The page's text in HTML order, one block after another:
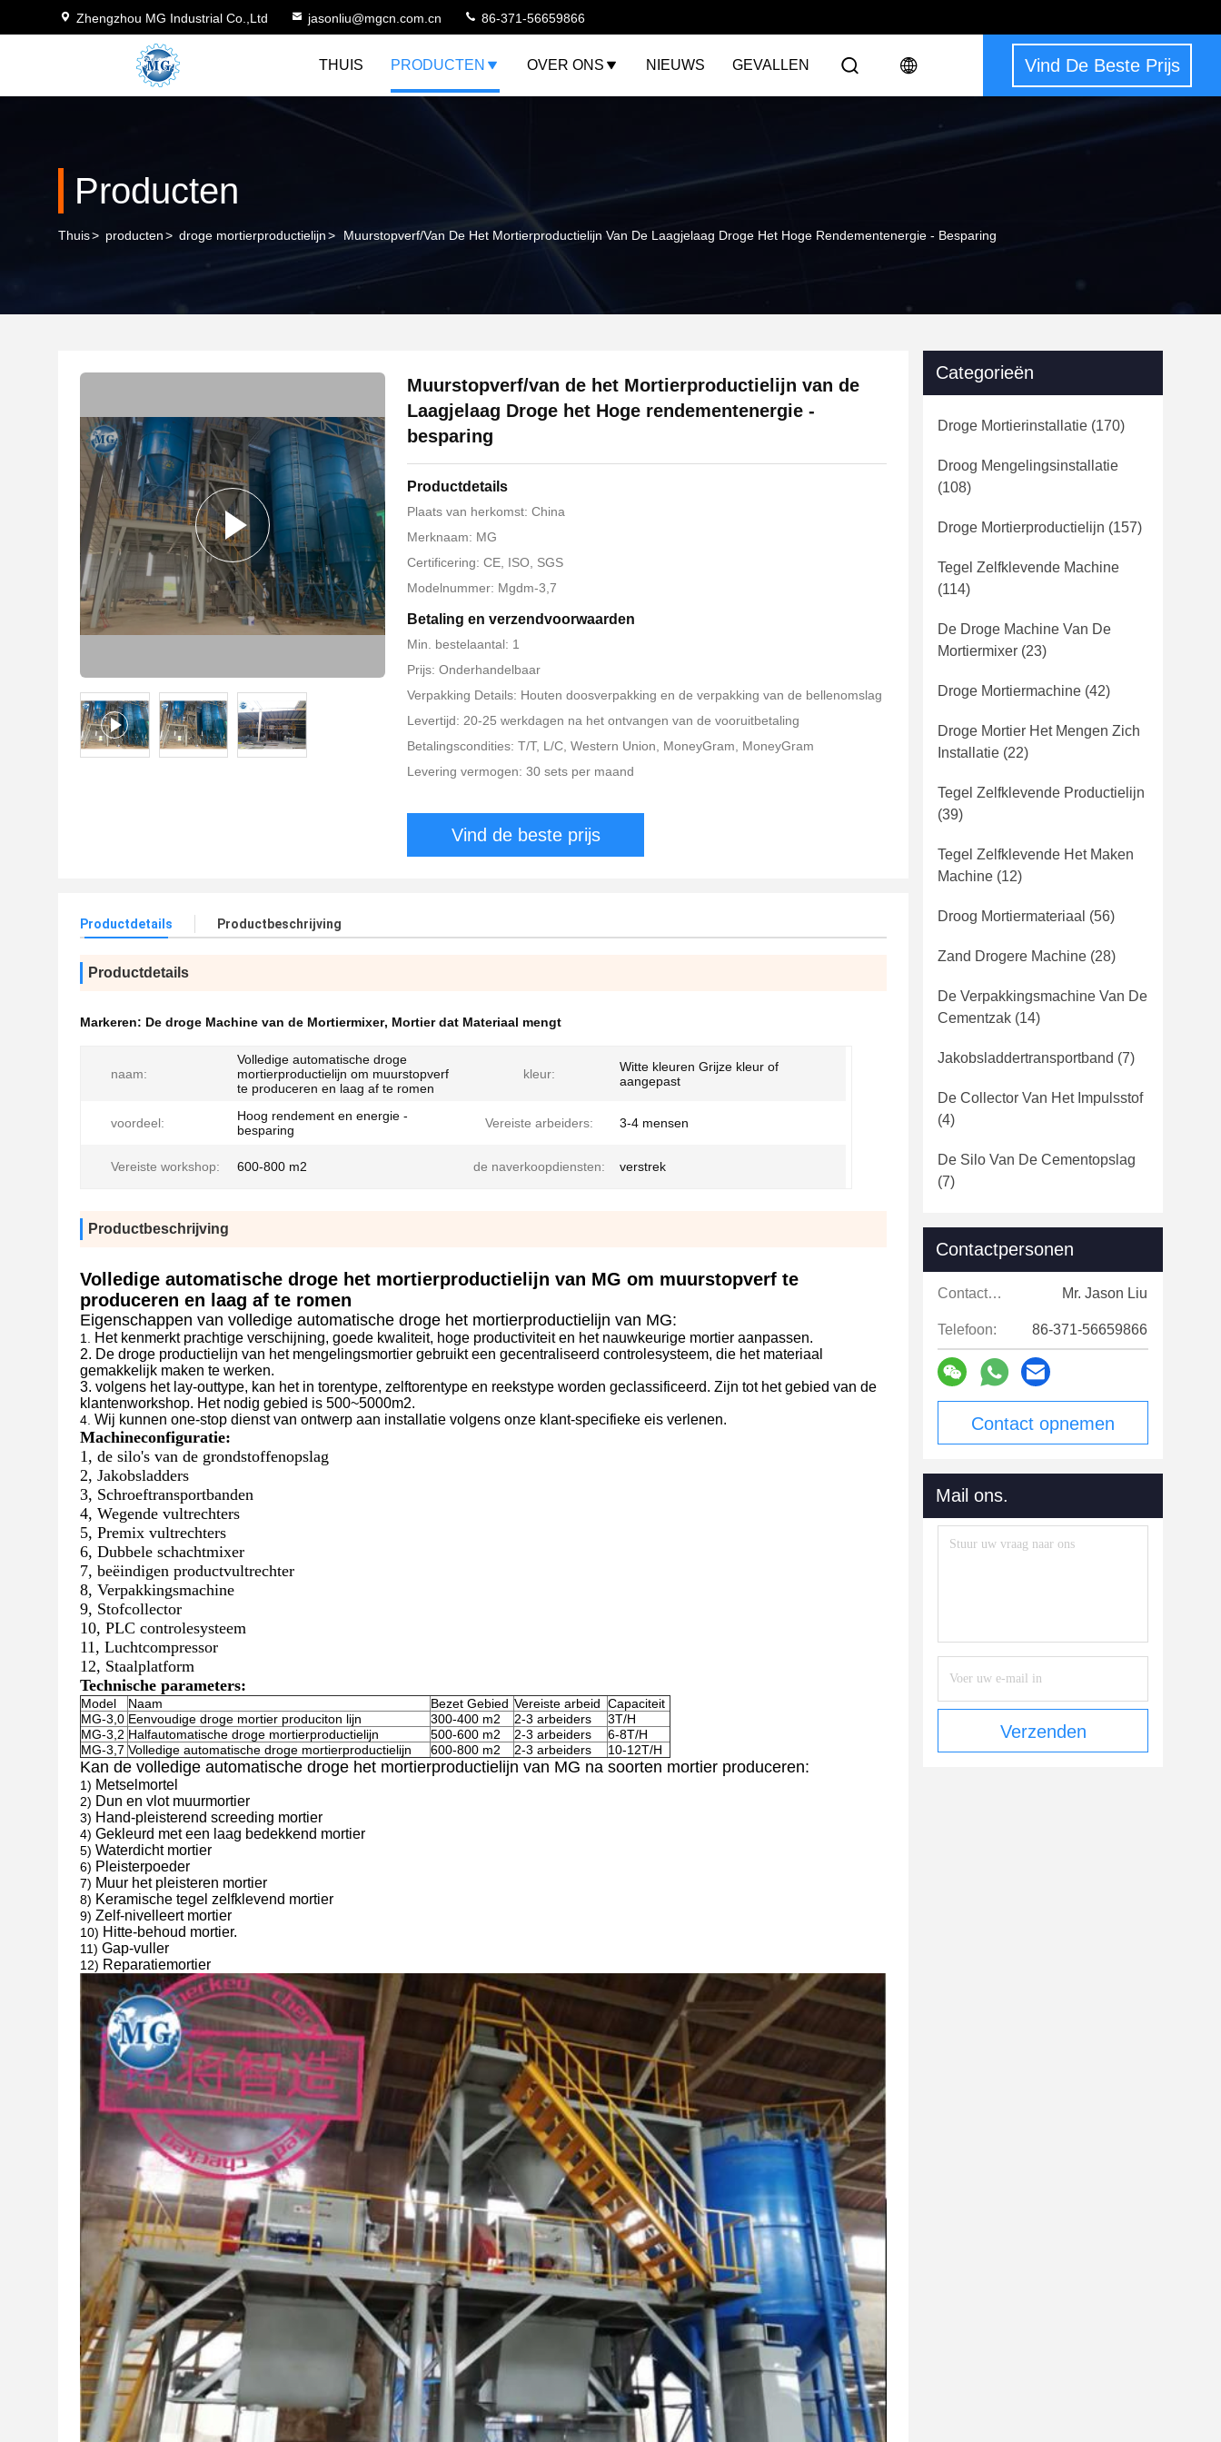
Zhengzhou MG Industrial Co.,Ltd jasonliu@mgcn.com.cn 86-371-56659866
THUIS PRODUCTEN OVER ONS NIEUWS GEVALLEN Vind De Beste Prijs
Producten
Thuis> producten> droge mortierproductielijn> Muurstopverf/van De Het Mortierproductielijn Van De Laagjelaag Droge Het Hoge Rendementenergie - Besparing
Muurstopverf/van de het Mortierproductielijn van de
Laagjelaag Droge het Hoge rendementenergie -
besparing
Productdetails
Plaats van herkomst: China
Merknaam: MG
Certificering: CE, ISO, SGS
Modelnummer: Mgdm-3,7
Betaling en verzendvoorwaarden
Min. bestelaantal: 1
Prijs: Onderhandelbaar
Verpakking Details: Houten doosverpakking en de verpakking van de bellenomslag
Levertijd: 20-25 werkdagen na het ontvangen van de vooruitbetaling
Betalingscondities: T/T, L/C, Western Union, MoneyGram, MoneyGram
Levering vermogen: 30 sets per maand
Vind de beste prijs
Productdetails Productbeschrijving
Productdetails
Markeren: De droge Machine van de Mortiermixer, Mortier dat Materiaal mengt
naam:
Volledige automatische droge
mortierproductielijn om muurstopverf
te produceren en laag af te romen
kleur:
Witte kleuren Grijze kleur of
aangepast
voordeel:
Hoog rendement en energie -
besparing
Vereiste arbeiders: 3-4 mensen
Vereiste workshop: 600-800 m2 de naverkoopdiensten: verstrek
Productbeschrijving
Volledige automatische droge het mortierproductielijn van MG om muurstopverf te
produceren en laag af te romen
Eigenschappen van volledige automatische droge het mortierproductielijn van MG:
1.
Het kenmerkt prachtige verschijning, goede kwaliteit, hoge productiviteit en het nauwkeurige mortier aanpassen.
2. De droge productielijn van het mengelingsmortier gebruikt een gecentraliseerd controlesysteem, die het materiaal
gemakkelijk maken te werken.
3. volgens het lay-outtype, kan het in torentype, zelftorentype en reekstype worden geclassificeerd. Zijn tot het gebied van de
klantenworkshop. Het nodig gebied is 500~5000m2.
4. Wij kunnen one-stop dienst van ontwerp aan installatie volgens onze klant-specifieke eis verlenen.
Machineconfiguratie:
1, de silo's van de grondstoffenopslag
2, Jakobsladders
3, Schroeftransportbanden
4, Wegende vultrechters
5, Premix vultrechters
6, Dubbele schachtmixer
7, beëindigen productvultrechter
8, Verpakkingsmachine
9, Stofcollector
10, PLC controlesysteem
11, Luchtcompressor
12, Staalplatform
Technische parameters:
Model Naam Bezet Gebied Vereiste arbeid Capaciteit
MG-3,0 Eenvoudige droge mortier produciton lijn 300-400 m2 2-3 arbeiders
3T/H
MG-3,2 Halfautomatische droge mortierproductielijn 500-600 m2 2-3 arbeiders
6-8T/H
MG-3,7 Volledige automatische droge mortierproductielijn 600-800 m2 2-3 arbeiders 10-12T/H
Kan de volledige automatische droge het mortierproductielijn van MG na soorten mortier produceren:
1) Metselmortel
2) Dun en vlot muurmortier
3) Hand-pleisterend screeding mortier
4) Gekleurd met een laag bedekkend mortier
5) Waterdicht mortier
6) Pleisterpoeder
7) Muur het pleisteren mortier
8) Keramische tegel zelfklevend mortier
9) Zelf-nivelleert mortier
10) Hitte-behoud mortier.
11) Gap-vuller
12) Reparatiemortier
Categorieën
Droge Mortierinstallatie (170)
Droog Mengelingsinstallatie
(108)
Droge Mortierproductielijn (157)
Tegel Zelfklevende Machine
(114)
De Droge Machine Van De
Mortiermixer (23)
Droge Mortiermachine (42)
Droge Mortier Het Mengen Zich
Installatie (22)
Tegel Zelfklevende Productielijn
(39)
Tegel Zelfklevende Het Maken
Machine (12)
Droog Mortiermateriaal (56)
Zand Drogere Machine (28)
De Verpakkingsmachine Van De
Cementzak (14)
Jakobsladdertransportband (7)
De Collector Van Het Impulsstof
(4)
De Silo Van De Cementopslag
(7)
Contactpersonen
Contactpersonen: Mr. Jason Liu
Telefoon: 86-371-56659866
Contact opnemen
Mail ons.
Verzenden